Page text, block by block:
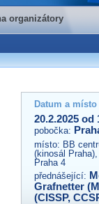
této akce,
e-mailu:
organizátory
Datum a
20.2.2025 od
pobočka:
místo: BB
(kinosál
Praha 4
přednášející:
Grafnetter
(CISSP,